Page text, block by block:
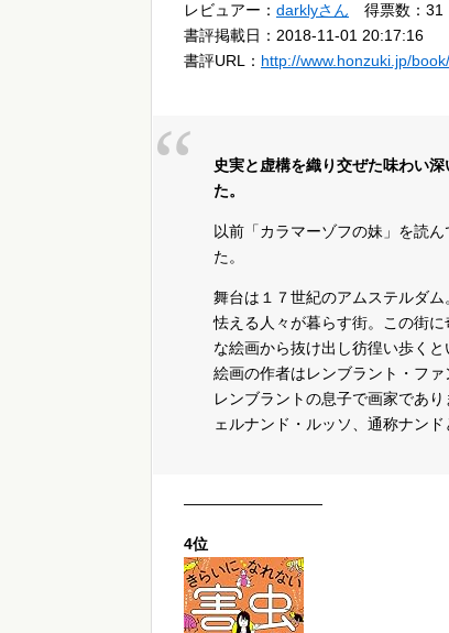
レビュアー： darklyさん 得票数：31
書評掲載日：2018-11-01 20:17:16
書評URL： http://www.honzuki.jp/
史実と虚構を織り交ぜた味わい
た。
以前「カラマーゾフの妹」を読
た。
舞台は１７世紀のアムステルダ
怯える人々が暮らす街。この街
な絵画から抜け出し彷徨い歩く
絵画の作者はレンブラント・ファ
レンブラントの息子で画家であ
ェルナンド・ルッソ、通称ナン
—————————
4位